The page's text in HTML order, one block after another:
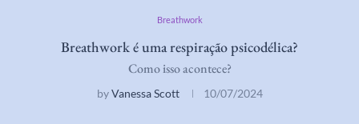
Breathwork
Breathwork é uma respiração psicodélica?
Como isso acontece?
byVanessa Scott 10/07/2024